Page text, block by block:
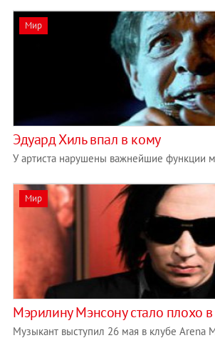
Мир
Эдуард Хиль впал в кому
У артиста нарушены важнейшие функции
Мир
Мэрилину Мэнсону стало плохо
Музыкант выступил 26 мая в клубе Arena